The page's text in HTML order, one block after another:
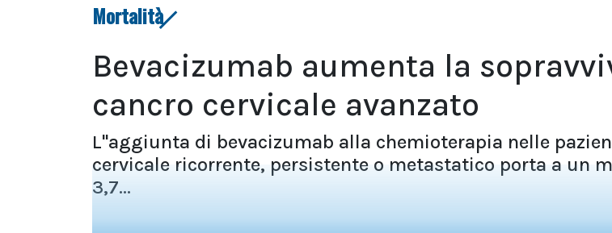
Mortalità
Bevacizumab aumenta la
cancro cervicale avanzato
L''aggiunta di bevacizumab alla chemioterapia nelle
cervicale ricorrente, persistente o metastatico porta a un
3,7...